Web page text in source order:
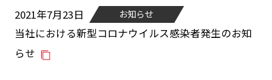
2021年7月23日 お知らせ
当社における新型コロナウイルス感染者発生のお知
らせ